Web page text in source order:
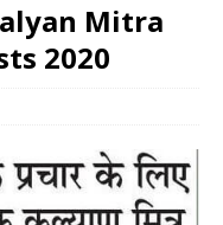
Mitra
2020